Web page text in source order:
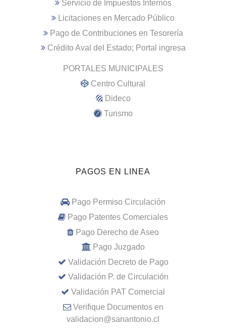
Servicio de Impuestos Internos
Licitaciones en Mercado Público
Pago de Contribuciones en Tesorería
Crédito Aval del Estado; Portal ingresa
PORTALES MUNICIPALES
Centro Cultural
Dideco
Turismo
PAGOS EN LINEA
Pago Permiso Circulación
Pago Patentes Comerciales
Pago Derecho de Aseo
Pago Juzgado
Validación Decreto de Pago
Validación P. de Circulación
Validación PAT Comercial
Verifique Documentos en
validacion@sanantonio.cl